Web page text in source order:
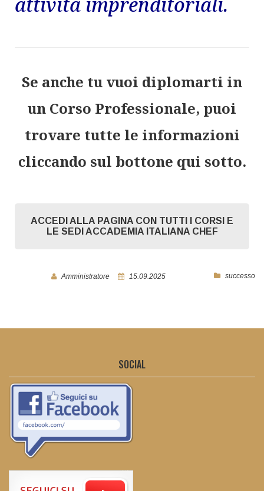
Se anche tu vuoi diplomarti in
un Corso Professionale, puoi
trovare tutte le informazioni
cliccando sul bottone qui sotto.
ACCEDI ALLA PAGINA CON TUTTI I CORSI E
LE SEDI ACCADEMIA ITALIANA CHEF
Amministratore 15.09.2025 successo
SOCIAL